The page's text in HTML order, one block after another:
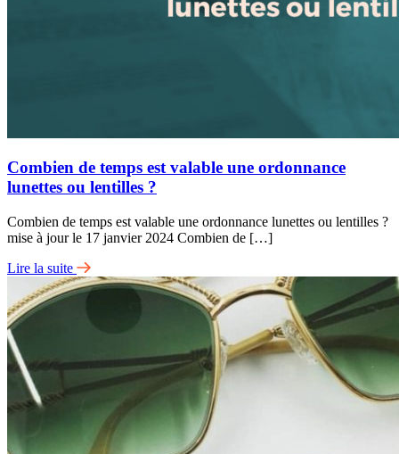
Combien de temps est valable une ordonnance
lunettes ou lentilles ?
Combien de temps est valable une ordonnance lunettes ou lentilles ?
mise à jour le 17 janvier 2024 Combien de […]
Lire la suite